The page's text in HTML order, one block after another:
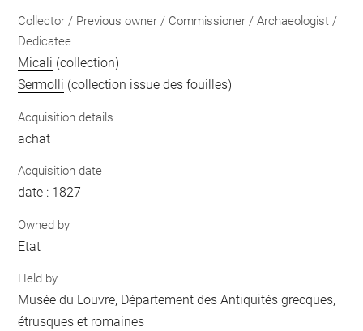
Collector / Previous owner / Commissioner / Archaeologist /
Dedicatee
Micali (collection)
Sermolli (collection issue des fouilles)
Acquisition details
achat
Acquisition date
date : 1827
Owned by
Etat
Held by
Musée du Louvre, Département des Antiquités grecques,
étrusques et romaines